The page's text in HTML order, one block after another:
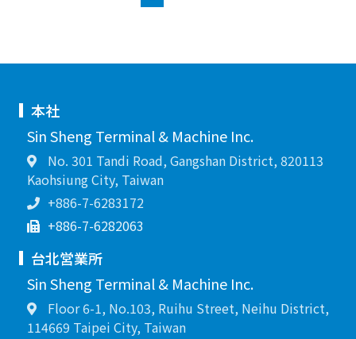
本社
Sin Sheng Terminal & Machine Inc.
No. 301 Tandi Road, Gangshan District, 820113
Kaohsiung City, Taiwan
+886-7-6283172
+886-7-6282063
台北営業所
Sin Sheng Terminal & Machine Inc.
Floor 6-1, No.103, Ruihu Street, Neihu District,
114669 Taipei City, Taiwan